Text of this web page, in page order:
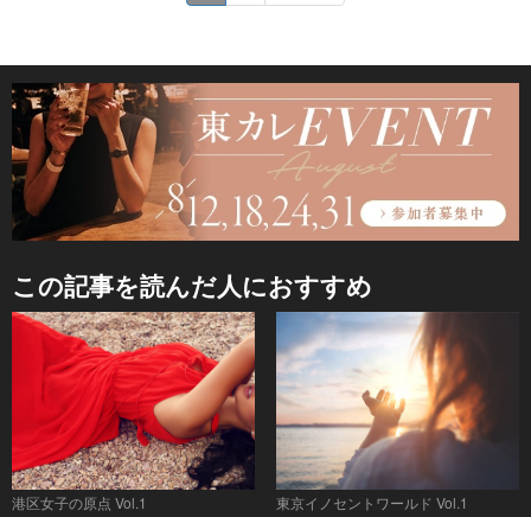
この記事を読んだ人におすすめ
港区女子の原点 Vol.1 東京イノセントワールド Vol.1